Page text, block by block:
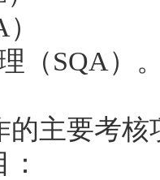
（SQA）
主要考核